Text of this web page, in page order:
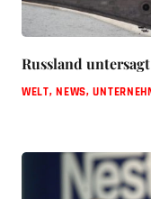
Russland
WELT,NEWS,